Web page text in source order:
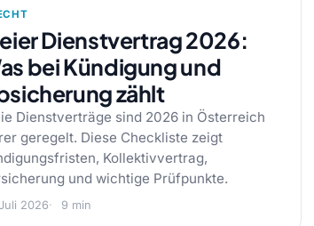
Dienstvertrag 2026:
bei Kündigung und
zählt
Dienstverträge sind 2026 in Österreich
geregelt. Diese Checkliste zeigt
Kollektivvertrag,
und wichtige Prüfpunkte.
2026 9 min